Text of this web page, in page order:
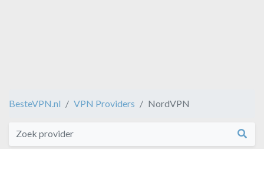
BesteVPN.nl VPN Providers NordVPN